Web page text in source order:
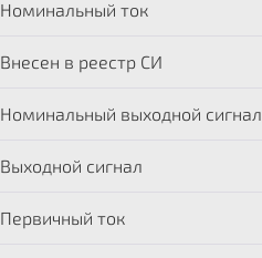
Номинальный ток
Внесен в реестр СИ
Номинальный выходной сигнал
Выходной сигнал
Первичный ток